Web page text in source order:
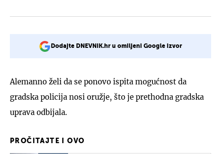
Dodajte DNEVNIK.hr u omiljeni Google izvor
Alemanno želi da se ponovo ispita mogućnost da
gradska policija nosi oružje, što je prethodna gradska
uprava odbijala.
PROČITAJTE I OVO